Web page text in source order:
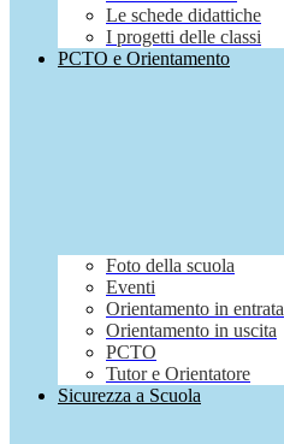
Le schede didattiche
I progetti delle classi
PCTO e Orientamento
Foto della scuola
Eventi
Orientamento in entrata
Orientamento in uscita
PCTO
Tutor e Orientatore
Sicurezza a Scuola